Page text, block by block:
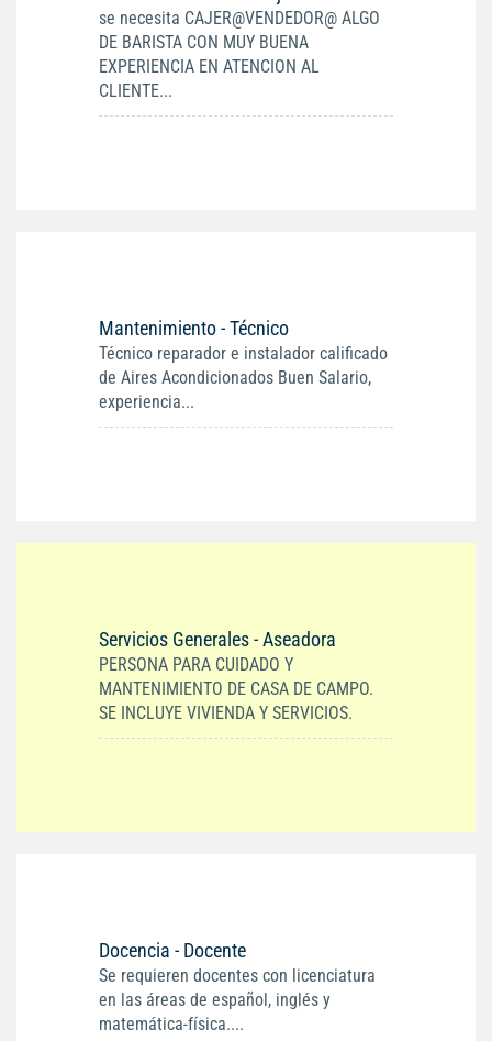
se necesita CAJER@VENDEDOR@ ALGO
DE BARISTA CON MUY BUENA
EXPERIENCIA EN ATENCION AL
CLIENTE...
Mantenimiento - Técnico
Técnico reparador e instalador calificado
de Aires Acondicionados Buen Salario,
experiencia...
Servicios Generales - Aseadora
PERSONA PARA CUIDADO Y
MANTENIMIENTO DE CASA DE CAMPO.
SE INCLUYE VIVIENDA Y SERVICIOS.
Docencia - Docente
Se requieren docentes con licenciatura
en las áreas de español, inglés y
matemática-física....